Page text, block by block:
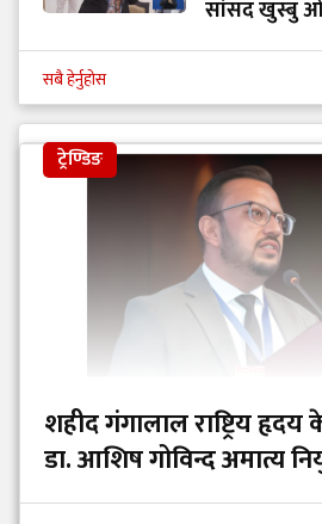
सांसद खुस्बु
सबै हेर्नुहोस
ट्रेण्डिङ
शहीद गंगालाल राष्ट्रिय हृदय
डा. आशिष गोविन्द अमात्य